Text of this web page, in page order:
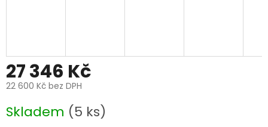
27 346 Kč
22 600 Kč bez DPH
cena:
Skladem (5 ks)